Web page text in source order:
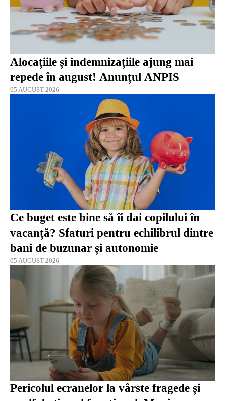
Alocațiile și indemnizațiile ajung mai
repede în august! Anunțul ANPIS
05 AUGUST 2026
Ce buget este bine să îi dai copilului în
vacanță? Sfaturi pentru echilibrul dintre
bani de buzunar și autonomie
05 AUGUST 2026
Pericolul ecranelor la vârste fragede și